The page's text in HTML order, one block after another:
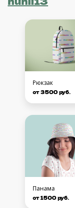
Рюкзак
от 3500 руб.
Панама
от 1500 руб.